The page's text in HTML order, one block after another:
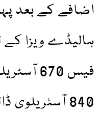
اضافے کے بعد
ہالیڈے ویزا
فیس 670
840